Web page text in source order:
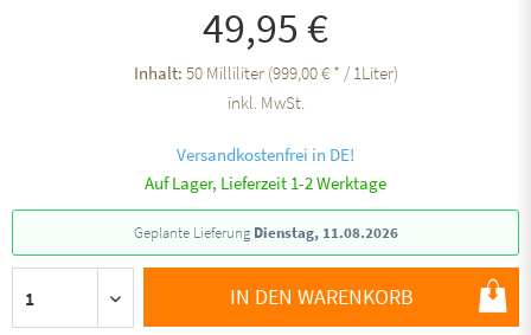
49,95 €
Inhalt: 50 Milliliter (999,00 € * / 1Liter)
inkl. MwSt.
Versandkostenfrei in DE!
Auf Lager, Lieferzeit 1-2 Werktage
Geplante Lieferung Dienstag, 11.08.2026
IN DEN WARENKORB